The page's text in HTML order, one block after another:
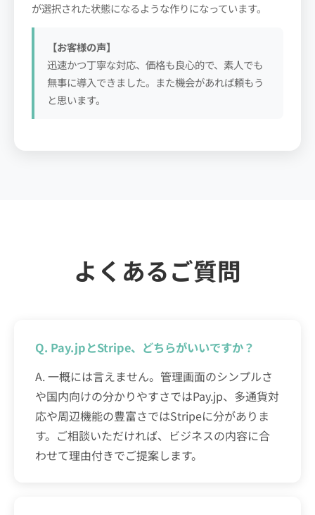
が選択された状態になるような作りになっています。
【お客様の声】
迅速かつ丁寧な対応、価格も良心的で、素人でも
無事に導入できました。また機会があれば頼もう
と思います。
よくあるご質問
Q. Pay.jpとStripe、どちらがいいですか？
A. 一概には言えません。管理画面のシンプルさ
や国内向けの分かりやすさではPay.jp、多通貨対
応や周辺機能の豊富さではStripeに分がありま
す。ご相談いただければ、ビジネスの内容に合
わせて理由付きでご提案します。